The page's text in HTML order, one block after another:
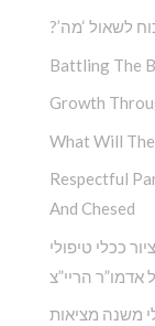
לשאול ‘מה
Battling The
Growth
What Will
Respectful
And Chesed
ככלי טיפולי
הריי”צ
משנה מציאות